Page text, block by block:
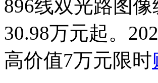
896线双光路图
30.98万元起。
高价值7万元限时